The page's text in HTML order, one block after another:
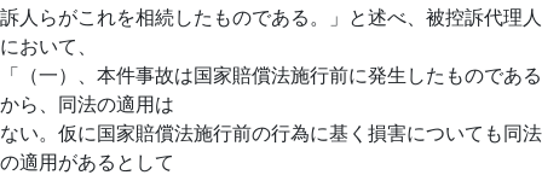
訴人らがこれを相続したものである。」と述べ、被控訴代理人
において、
「（一）、本件事故は国家賠償法施行前に発生したものである
から、同法の適用は
ない。仮に国家賠償法施行前の行為に基く損害についても同法
の適用があるとして